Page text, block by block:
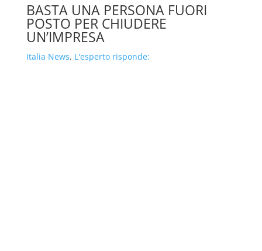
BASTA UNA PERSONA FUORI
POSTO PER CHIUDERE
UN’IMPRESA
Italia News, L'esperto risponde: